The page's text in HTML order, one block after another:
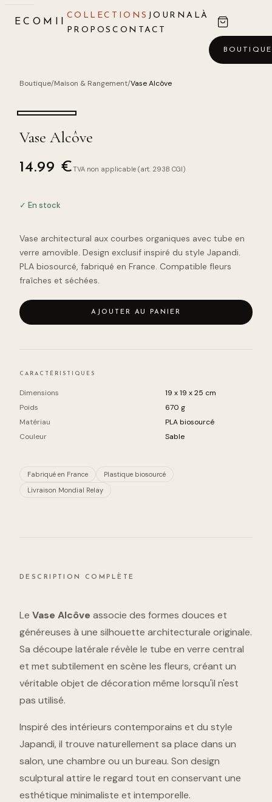
ECOMII
COLLECTIONS JOURNALÀ
PROPOSCONTACT
BOUTIQUE
Boutique/Maison & Rangement/Vase Alcôve
Vase Alcôve
14.99 €TVA non applicable (art. 293B CGI)
✓ En stock
Vase architectural aux courbes organiques avec tube en
verre amovible. Design exclusif inspiré du style Japandi.
PLA biosourcé, fabriqué en France. Compatible fleurs
fraîches et séchées.
AJOUTER AU PANIER
CARACTÉRISTIQUES
Dimensions
19 x 19 x 25 cm
Poids
670 g
Matériau
PLA biosourcé
Couleur
Sable
Fabriqué en France
Plastique biosourcé
Livraison Mondial Relay
DESCRIPTION COMPLÈTE
Le Vase Alcôve associe des formes douces et
généreuses à une silhouette architecturale originale.
Sa découpe latérale révèle le tube en verre central
et met subtilement en scène les fleurs, créant un
véritable objet de décoration même lorsqu'il n'est
pas utilisé.
Inspiré des intérieurs contemporains et du style
Japandi, il trouve naturellement sa place dans un
salon, une chambre ou un bureau. Son design
sculptural attire le regard tout en conservant une
esthétique minimaliste et intemporelle.